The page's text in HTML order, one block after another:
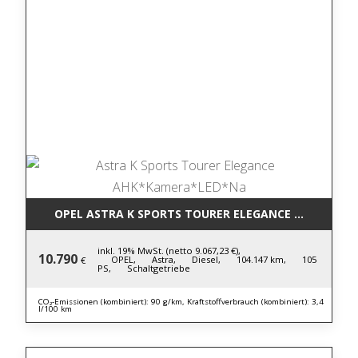
OPEL ASTRA K SPORTS TOURER ELEGANCE
10.790 €
inkl. 19% MwSt. (netto 9.067,23 €),
OPEL, Astra, Diesel, 104.147 km, 105
PS, Schaltgetriebe
CO₂-Emissionen (kombiniert): 90 g/km, Kraftstoffverbrauch (kombiniert): 3,4
l/100 km